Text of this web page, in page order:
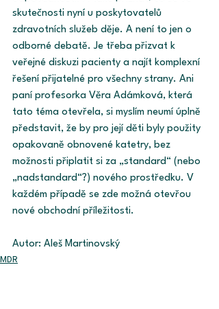
skutečnosti nyní u poskytovatelů
zdravotních služeb děje. A není to jen o
odborné debatě. Je třeba přizvat k
veřejné diskuzi pacienty a najít komplexní
řešení přijatelné pro všechny strany. Ani
paní profesorka Věra Adámková, která
tato téma otevřela, si myslím neumí úplně
představit, že by pro její děti byly použity
opakovaně obnovené katetry, bez
možnosti připlatit si za „standard“ (nebo
„nadstandard“?) nového prostředku. V
každém případě se zde možná otevřou
nové obchodní příležitosti.
Autor: Aleš Martinovský
MDR